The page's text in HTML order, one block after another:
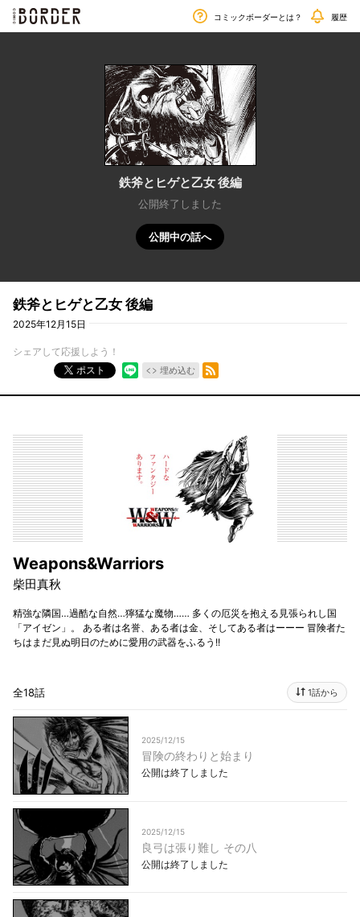
border
毎週金曜日更新!! コミックボーダーとは？ 履歴
鉄斧とヒゲと乙女 後編
公開終了しました
公開中の話へ
鉄斧とヒゲと乙女 後編
2025年12月15日
シェアして応援しよう！
ポスト
埋め込む
RSSフィード
Weapons&Warriors
柴田真秋
精強な隣国…過酷な自然…獰猛な魔物…… 多くの厄災を抱える見張られし国
「アイゼン」。 ある者は名誉、ある者は金、そしてある者はーーー 冒険者た
ちはまだ見ぬ明日のために愛用の武器をふるう!!
全18話 1話から
2025/12/15
冒険の終わりと始まり
公開は終了しました
2025/12/15
良弓は張り難し その八
公開は終了しました